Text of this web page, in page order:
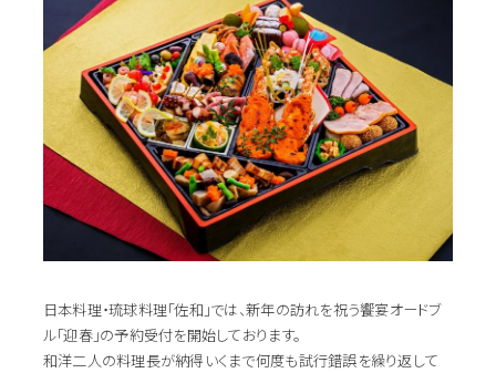
日本料理・琉球料理「佐和」では、新年の訪れを祝う饗宴オードブ
ル「迎春」の予約受付を開始しております。
和洋二人の料理長が納得いくまで何度も試行錯誤を繰り返して